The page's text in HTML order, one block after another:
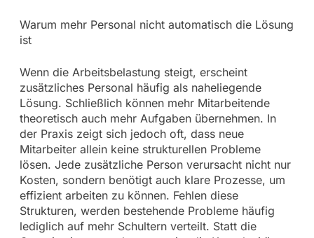
Warum mehr Personal nicht automatisch die Lösung
ist
Wenn die Arbeitsbelastung steigt, erscheint
zusätzliches Personal häufig als naheliegende
Lösung. Schließlich können mehr Mitarbeitende
theoretisch auch mehr Aufgaben übernehmen. In
der Praxis zeigt sich jedoch oft, dass neue
Mitarbeiter allein keine strukturellen Probleme
lösen. Jede zusätzliche Person verursacht nicht nur
Kosten, sondern benötigt auch klare Prozesse, um
effizient arbeiten zu können. Fehlen diese
Strukturen, werden bestehende Probleme häufig
lediglich auf mehr Schultern verteilt. Statt die